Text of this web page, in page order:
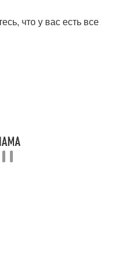
что у вас есть все